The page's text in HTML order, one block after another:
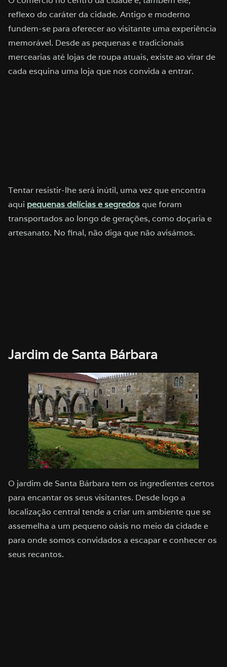
reflexo do caráter da cidade. Antigo e moderno
fundem-se para oferecer ao visitante uma experiência
memorável. Desde as pequenas e tradicionais
mercearias até lojas de roupa atuais, existe ao virar de
cada esquina uma loja que nos convida a entrar.
Tentar resistir-lhe será inútil, uma vez que encontra
aqui pequenas delícias e segredosque foram
transportados ao longo de gerações, como doçaria e
artesanato. No final, não diga que não avisámos.
Jardim de Santa Bárbara
O jardim de Santa Bárbara tem os ingredientes certos
para encantar os seus visitantes. Desde logo a
localização central tende a criar um ambiente que se
assemelha a um pequeno oásis no meio da cidade e
para onde somos convidados a escapar e conhecer os
seus recantos.